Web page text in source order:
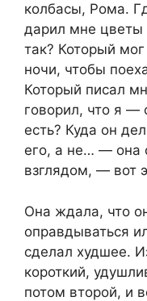
колбасы, Рома.
дарил мне цветы
так? Который
ночи, чтобы
Который писал
говорил, что я —
есть? Куда он
его, а не… — она
взглядом, — вот
Она ждала, что
оправдываться
сделал худшее.
короткий,
потом второй, и